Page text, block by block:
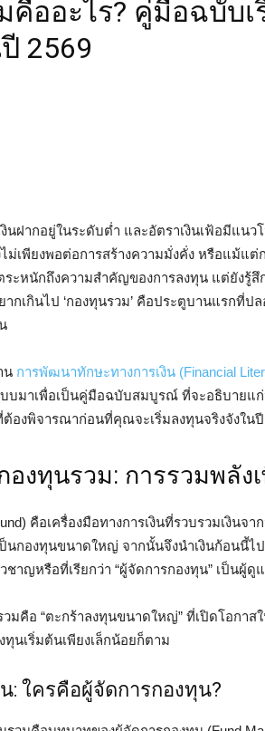
คืออะไร? คู่มือฉบับ
2569
นฝากอยู่ในระดับต่ำ และอัตราเงินเฟ้อมีแนว
ม่เพียงพอต่อการสร้างความมั่งคั่ง หรือแม้แต่
ะหนักถึงความสำคัญของการลงทุน แต่ยังรู้สึ
กเกินไป ‘กองทุนรวม’ คือประตูบานแรกที่ป
น การพัฒนาทักษะทางการเงิน (Financial
บมาเพื่อเป็นคู่มือฉบับสมบูรณ์ ที่จะอธิบายแ
ต้องพิจารณาก่อนที่คุณจะเริ่มลงทุนจริงจังใน
งทุนรวม: การรวมพลัง
คือเครื่องมือทางการเงินที่รวบรวมเงิน
ป็นกองทุนขนาดใหญ่ จากนั้นจึงนำเงินก้อนนี้
ชาญหรือที่เรียกว่า “ผู้จัดการกองทุน” เป็นผู้
มคือ “ตะกร้าลงทุนขนาดใหญ่” ที่เปิดโอกา
นเริ่มต้นเพียงเล็กน้อยก็ตาม
: ใครคือผู้จัดการกองทุน?